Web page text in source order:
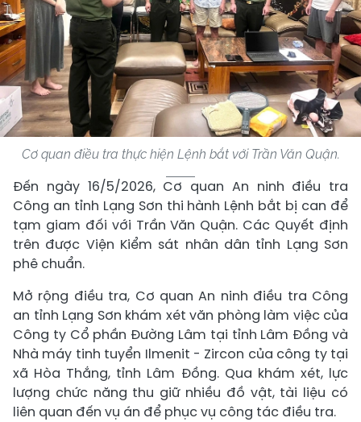
Cơ quan điều tra thực hiện Lệnh bắt với Trần Văn Quận.
Đến ngày 16/5/2026, Cơ quan An ninh điều tra
Công an tỉnh Lạng Sơn thi hành Lệnh bắt bị can để
tạm giam đối với Trần Văn Quận. Các Quyết định
trên được Viện Kiểm sát nhân dân tỉnh Lạng Sơn
phê chuẩn.
Mở rộng điều tra, Cơ quan An ninh điều tra Công
an tỉnh Lạng Sơn khám xét văn phòng làm việc của
Công ty Cổ phần Đường Lâm tại tỉnh Lâm Đồng và
Nhà máy tinh tuyển Ilmenit - Zircon của công ty tại
xã Hòa Thắng, tỉnh Lâm Đồng. Qua khám xét, lực
lượng chức năng thu giữ nhiều đồ vật, tài liệu có
liên quan đến vụ án để phục vụ công tác điều tra.